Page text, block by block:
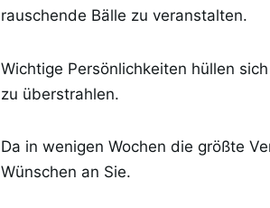
rauschende Bälle zu veranstalten.
Wichtige Persönlichkeiten hüllen
zu überstrahlen.
Da in wenigen Wochen die größte
Wünschen an Sie.